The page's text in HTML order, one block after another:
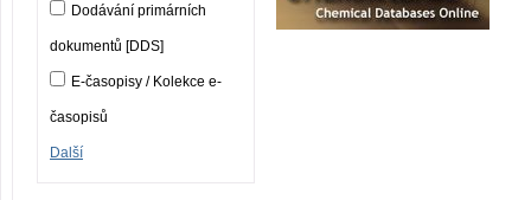
Dodávání primárních
dokumentů [DDS]
E-časopisy / Kolekce e-
časopisů
Další